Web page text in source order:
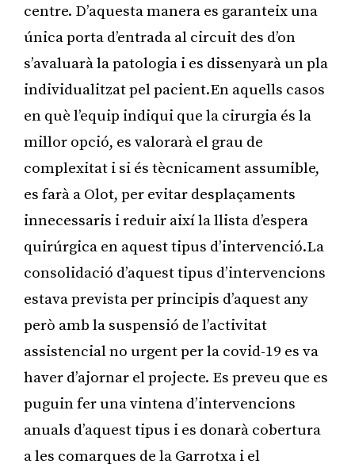
centre. D’aquesta manera es garanteix una
única porta d’entrada al circuit des d’on
s’avaluarà la patologia i es dissenyarà un pla
individualitzat pel pacient.En aquells casos
en què l’equip indiqui que la cirurgia és la
millor opció, es valorarà el grau de
complexitat i si és tècnicament assumible,
es farà a Olot, per evitar desplaçaments
innecessaris i reduir així la llista d’espera
quirúrgica en aquest tipus d’intervenció.La
consolidació d’aquest tipus d’intervencions
estava prevista per principis d’aquest any
però amb la suspensió de l’activitat
assistencial no urgent per la covid-19 es va
haver d’ajornar el projecte. Es preveu que es
puguin fer una vintena d’intervencions
anuals d’aquest tipus i es donarà cobertura
a les comarques de la Garrotxa i el